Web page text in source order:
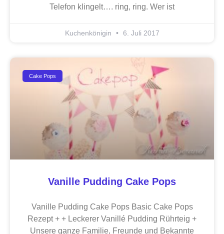
Telefon klingelt…. ring, ring. Wer ist
Kuchenkönigin 6. Juli 2017
Cake Pops
Vanille Pudding Cake Pops
Vanille Pudding Cake Pops Basic Cake Pops
Rezept + + Leckerer Vanillé Pudding Rührteig +
Unsere ganze Familie, Freunde und Bekannte